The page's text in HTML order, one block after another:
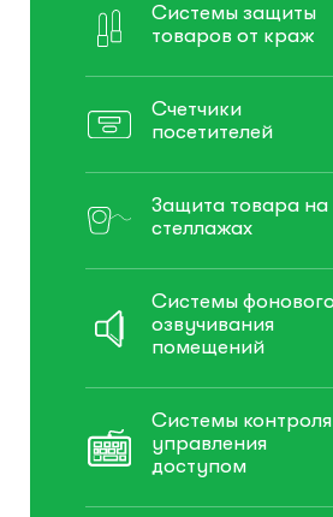
Системы защиты
товаров от краж
Счетчики
посетителей
Защита товара на
стеллажах
Системы фонового
озвучивания
помещений
Системы
управления
доступом